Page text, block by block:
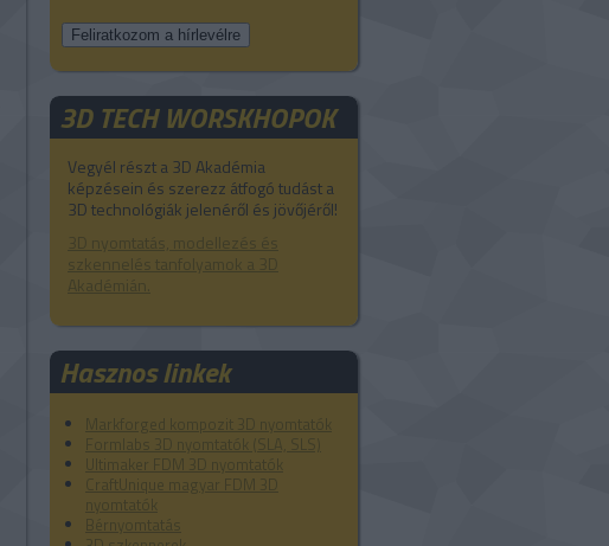
3D TECH WORSKHOPOK
Vegyél részt a 3D Akadémia
képzésein és szerezz átfogó tudást a
3D technológiák jelenéről és jövőjéről!
3D nyomtatás, modellezés és
szkennelés tanfolyamok a 3D
Akadémián.
Hasznos linkek
Markforged kompozit 3D nyomtatók
Formlabs 3D nyomtatók (SLA, SLS)
Ultimaker FDM 3D nyomtatók
CraftUnique magyar FDM 3D
nyomtatók
Bérnyomtatás